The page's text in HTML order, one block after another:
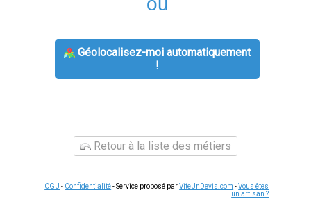
Géolocalisez-moi automatiquement
!
Retour à la liste des métiers
CGU - Confidentialité- Service proposé parViteUnDevis.com -Vous êtes
un artisan ?